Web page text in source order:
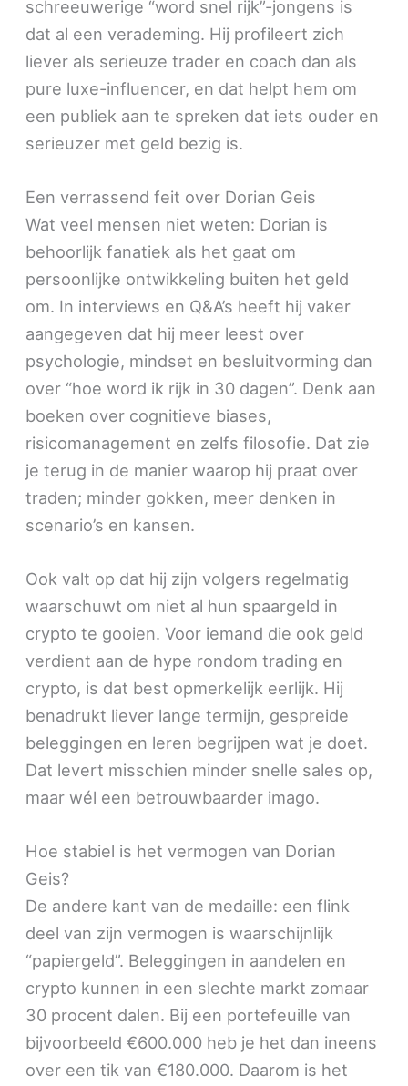
schreeuwerige “word snel rijk”-jongens is
dat al een verademing. Hij profileert zich
liever als serieuze trader en coach dan als
pure luxe-influencer, en dat helpt hem om
een publiek aan te spreken dat iets ouder en
serieuzer met geld bezig is.
Een verrassend feit over Dorian Geis
Wat veel mensen niet weten: Dorian is
behoorlijk fanatiek als het gaat om
persoonlijke ontwikkeling buiten het geld
om. In interviews en Q&A’s heeft hij vaker
aangegeven dat hij meer leest over
psychologie, mindset en besluitvorming dan
over “hoe word ik rijk in 30 dagen”. Denk aan
boeken over cognitieve biases,
risicomanagement en zelfs filosofie. Dat zie
je terug in de manier waarop hij praat over
traden; minder gokken, meer denken in
scenario’s en kansen.
Ook valt op dat hij zijn volgers regelmatig
waarschuwt om niet al hun spaargeld in
crypto te gooien. Voor iemand die ook geld
verdient aan de hype rondom trading en
crypto, is dat best opmerkelijk eerlijk. Hij
benadrukt liever lange termijn, gespreide
beleggingen en leren begrijpen wat je doet.
Dat levert misschien minder snelle sales op,
maar wél een betrouwbaarder imago.
Hoe stabiel is het vermogen van Dorian
Geis?
De andere kant van de medaille: een flink
deel van zijn vermogen is waarschijnlijk
“papiergeld”. Beleggingen in aandelen en
crypto kunnen in een slechte markt zomaar
30 procent dalen. Bij een portefeuille van
bijvoorbeeld €600.000 heb je het dan ineens
over een tik van €180.000. Daarom is het